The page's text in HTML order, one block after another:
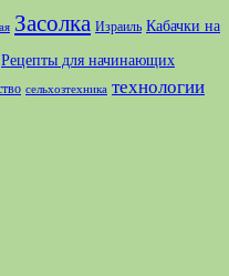
Засолка Израиль Кабачки на
Рецепты для начинающих
сельхозтехника технологии